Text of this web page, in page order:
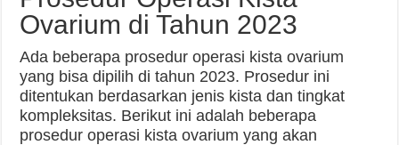
Ovarium di Tahun 2023
Ada beberapa prosedur operasi kista ovarium
yang bisa dipilih di tahun 2023. Prosedur ini
ditentukan berdasarkan jenis kista dan tingkat
kompleksitas. Berikut ini adalah beberapa
prosedur operasi kista ovarium yang akan